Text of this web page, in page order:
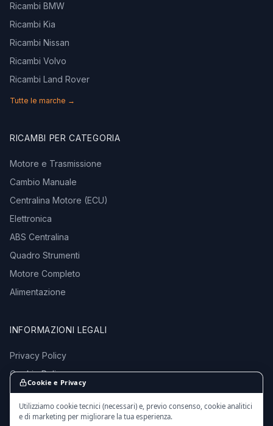
Ricambi BMW
Ricambi Kia
Ricambi Nissan
Ricambi Volvo
Ricambi Land Rover
Tutte le marche →
RICAMBI PER CATEGORIA
Motore e Trasmissione
Cambio Manuale
Centralina Motore (ECU)
Elettronica
ABS Centralina
Quadro Strumenti
Motore Completo
Alimentazione
INFORMAZIONI LEGALI
Privacy Policy
Cookie Policy
Termini e Condizioni
Cookie e Privacy
Utilizziamo cookie tecnici (necessari) e, previo consenso, cookie analitici
e di marketing per migliorare la tua esperienza.